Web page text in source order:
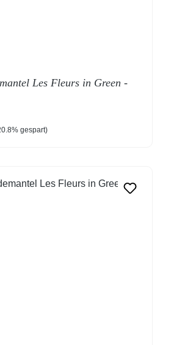
Les Fleurs in Green -
gespart)